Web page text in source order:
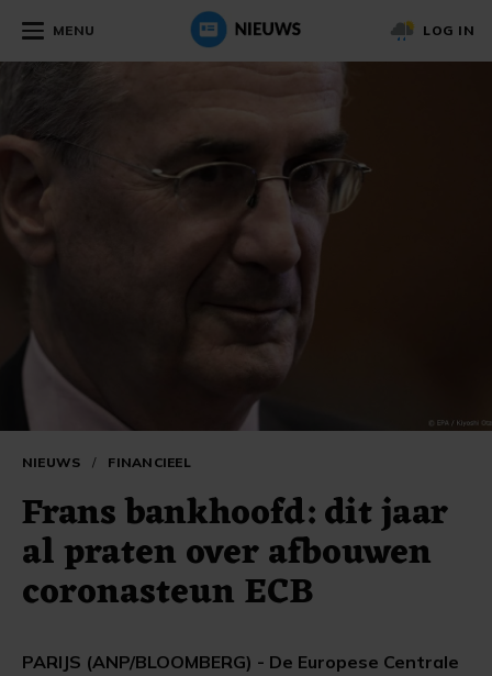
MENU LOG IN
NIEUWS / FINANCIEEL
Frans bankhoofd: dit jaar
al praten over afbouwen
coronasteun ECB
PARIJS (ANP/BLOOMBERG) - De Europese Centrale